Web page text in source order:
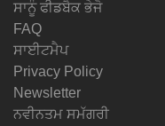
ਸਾਨੂੰ ਫੀਡਬੈਕ ਭੇਜੋ
FAQ
ਸਾਈਟਮੈਪ
Privacy Policy
Newsletter
ਨਵੀਨਤਮ ਸਮੱਗਰੀ